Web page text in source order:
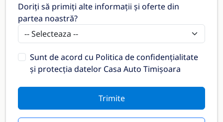
Doriți să primiți alte informații și oferte din
partea noastră?
Sunt de acord cu Politica de confidențialitate
și protecția datelor Casa Auto Timișoara
Trimite